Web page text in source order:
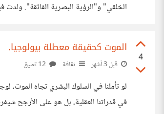
4
الموت كحقيقة معطلة بيولوجيا.
قبل 3 أشهر ثقافة
لو تأملنا في السلوك البشري تجاه الموت،
في قدراتنا العقلية، بل هو على الأرجح